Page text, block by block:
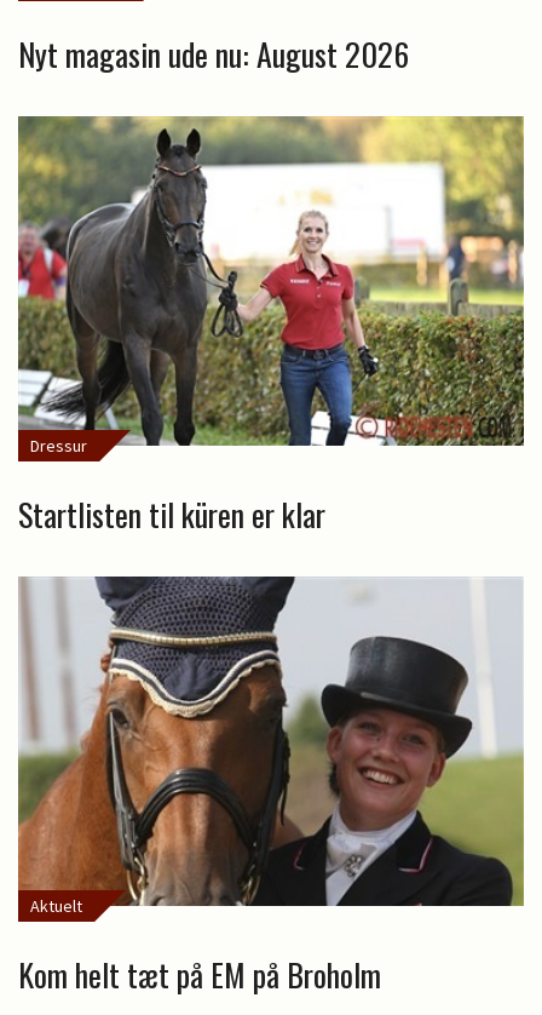
Nyt magasin ude nu: August 2026
Dressur
Startlisten til küren er klar
Aktuelt
Kom helt tæt på EM på Broholm